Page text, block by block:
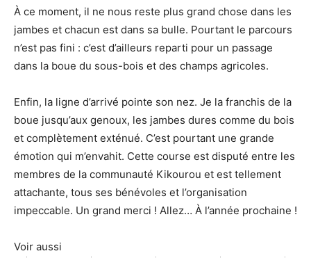
À ce moment, il ne nous reste plus grand chose dans les
jambes et chacun est dans sa bulle. Pourtant le parcours
n’est pas fini : c’est d’ailleurs reparti pour un passage
dans la boue du sous-bois et des champs agricoles.
Enfin, la ligne d’arrivé pointe son nez. Je la franchis de la
boue jusqu’aux genoux, les jambes dures comme du bois
et complètement exténué. C’est pourtant une grande
émotion qui m’envahit. Cette course est disputé entre les
membres de la communauté Kikourou et est tellement
attachante, tous ses bénévoles et l’organisation
impeccable. Un grand merci ! Allez… À l’année prochaine !
Voir aussi